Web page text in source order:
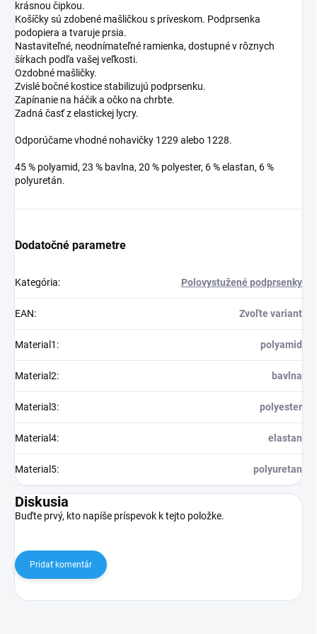
krásnou čipkou.
Košíčky sú zdobené mašličkou s príveskom. Podprsenka
podopiera a tvaruje prsia.
Nastaviteľné, neodnímateľné ramienka, dostupné v rôznych
šírkach podľa vašej veľkosti.
Ozdobné mašličky.
Zvislé bočné kostice stabilizujú podprsenku.
Zapínanie na háčik a očko na chrbte.
Zadná časť z elastickej lycry.
Odporúčame vhodné nohavičky 1229 alebo 1228.
45 % polyamid, 23 % bavlna, 20 % polyester, 6 % elastan, 6 %
polyuretán.
Dodatočné parametre
Kategória: Polovystužené podprsenky
EAN: Zvoľte variant
Material1 : polyamid
Material2: bavlna
Material3: polyester
Material4: elastan
Material5: polyuretan
Diskusia
Buďte prvý, kto napíše príspevok k tejto položke.
Pridať komentár